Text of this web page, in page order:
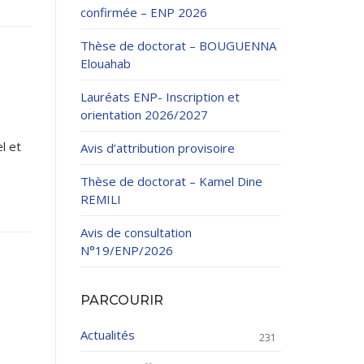
Continue
des Relations
sportives
et
et
confirmée – ENP 2026
Thèse de doctorat – BOUGUENNA
Elouahab
Lauréats ENP- Inscription et
orientation 2026/2027
Avis d’attribution provisoire
Thèse de doctorat – Kamel Dine
REMILI
Avis de consultation
N°19/ENP/2026
PARCOURIR
Actualités 231